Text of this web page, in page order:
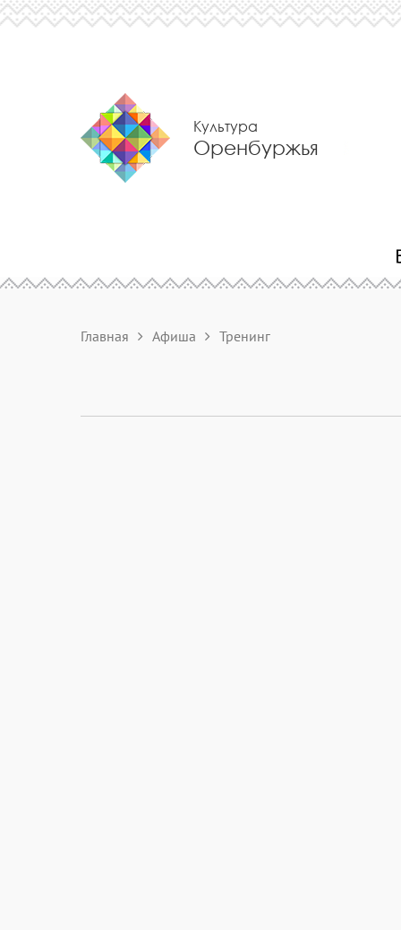
Культура
Оренбуржья
Главная Афиша Тренинг